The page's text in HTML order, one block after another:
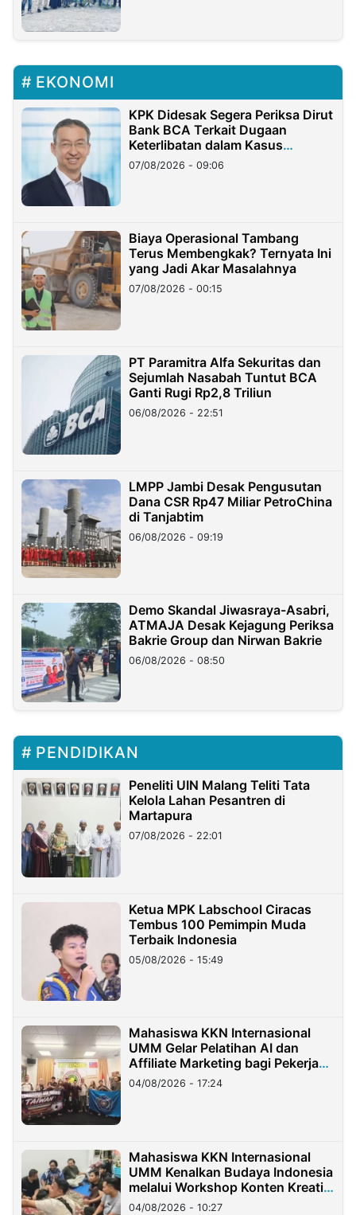
EKONOMI
KPK Didesak Segera Periksa Dirut
Bank BCA Terkait Dugaan
Keterlibatan dalam Kasus
Hilangnya Dana Nasabah Rp2,58
Miliar
07/08/2026 - 09:06
Biaya Operasional Tambang
Terus Membengkak? Ternyata Ini
yang Jadi Akar Masalahnya
07/08/2026 - 00:15
PT Paramitra Alfa Sekuritas dan
Sejumlah Nasabah Tuntut BCA
Ganti Rugi Rp2,8 Triliun
06/08/2026 - 22:51
LMPP Jambi Desak Pengusutan
Dana CSR Rp47 Miliar PetroChina
di Tanjabtim
06/08/2026 - 09:19
Demo Skandal Jiwasraya-Asabri,
ATMAJA Desak Kejagung Periksa
Bakrie Group dan Nirwan Bakrie
06/08/2026 - 08:50
PENDIDIKAN
Peneliti UIN Malang Teliti Tata
Kelola Lahan Pesantren di
Martapura
07/08/2026 - 22:01
Ketua MPK Labschool Ciracas
Tembus 100 Pemimpin Muda
Terbaik Indonesia
05/08/2026 - 15:49
Mahasiswa KKN Internasional
UMM Gelar Pelatihan AI dan
Affiliate Marketing bagi Pekerja
Migran Indonesia di Taiwan
04/08/2026 - 17:24
Mahasiswa KKN Internasional
UMM Kenalkan Budaya Indonesia
melalui Workshop Konten Kreatif
di Taiwan
04/08/2026 - 10:27